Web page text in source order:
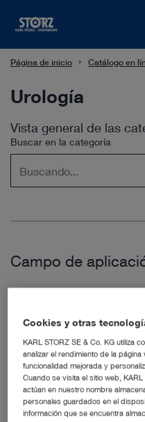
Página de inicio Catálogo en
Urología
Vista general de las
Buscar en la categoría
Campo de
Uretra
Estenosis y estricturas
Abrir vista general
Vejiga
Cistoscopia
Próstata
Cookies y otras
KARL STORZ SE & Co. KG utiliza
analizar el rendimiento de la
funcionalidad mejorada y
Cuando se visita el sitio web,
actúan en nuestro nombre
personales guardados en el
información que se encuentra